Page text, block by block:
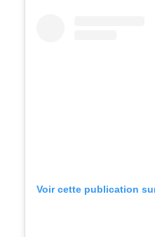
Voir cette publication